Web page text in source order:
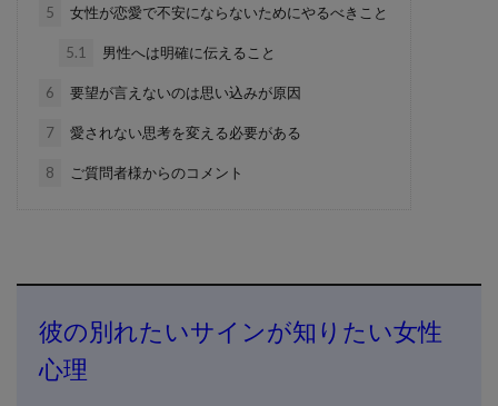
5 女性が恋愛で不安にならないためにやるべきこと
5.1 男性へは明確に伝えること
6 要望が言えないのは思い込みが原因
7 愛されない思考を変える必要がある
8 ご質問者様からのコメント
彼の別れたいサインが知りたい女性
心理